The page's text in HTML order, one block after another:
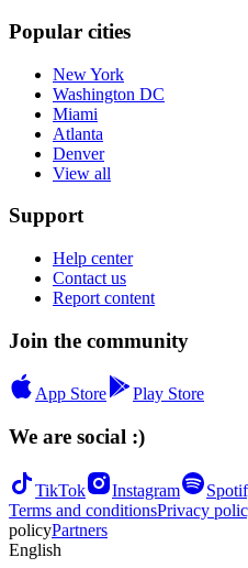
Popular cities
New York
Washington DC
Miami
Atlanta
Denver
View all
Support
Help center
Contact us
Report content
Join the community
App Store Play Store
We are social :)
TikTok Instagram
Terms and conditionsPrivacy
policyPartners
English